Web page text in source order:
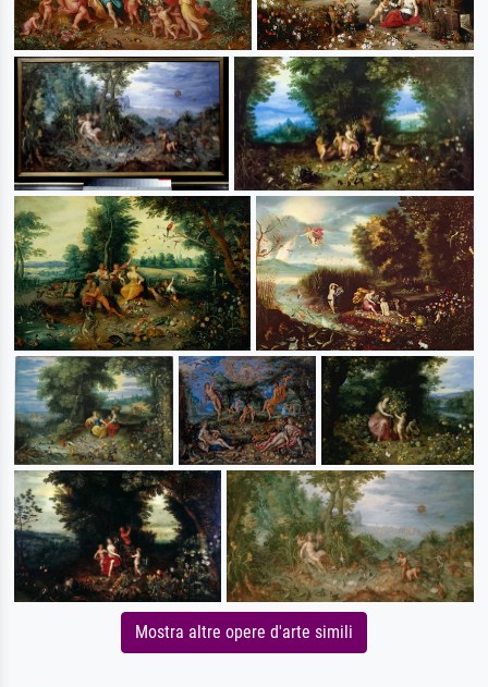
Mostra altre opere d'arte simili